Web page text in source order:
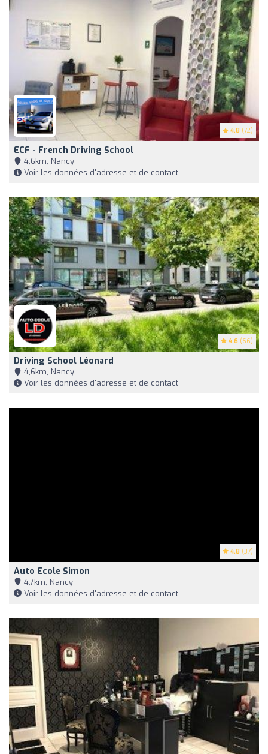
4.8 (72)
ECF - French Driving School
4,6km, Nancy
Voir les données d'adresse et de contact
4.6 (66)
Driving School Léonard
4,6km, Nancy
Voir les données d'adresse et de contact
4.8 (37)
Auto Ecole Simon
4,7km, Nancy
Voir les données d'adresse et de contact